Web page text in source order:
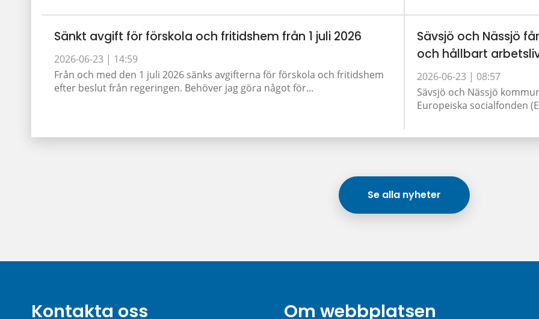
Sänkt avgift för förskola och fritidshem från 1 juli 2026
2026-06-23 | 14:59
Från och med den 1 juli 2026 sänks avgifterna för förskola och fritidshem
efter beslut från regeringen. Behöver jag göra något för...
Sävsjö och Nässjö
och hållbart
2026-06-23 | 08:57
Sävsjö och Nässjö
Europeiska socialfonden
Se alla nyheter
Kontakta oss Om webbplatsen